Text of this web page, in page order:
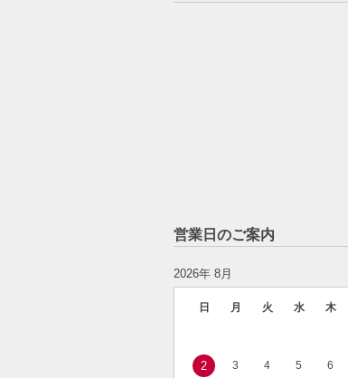
営業日のご案内
2026年 8月
日 月 火 水 木
2 3 4 5 6